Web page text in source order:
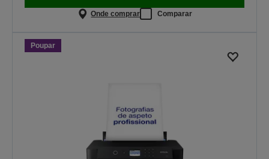
Onde comprar Comparar
Poupar